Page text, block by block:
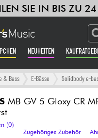
SIE IN BIS ZU 24
NEUHEITEN
& Bass
& Effekte
& Bass E-Bässe Solidbody e-
MB GV 5 Gloxy CR
(0)
Zugehöriges Zubehör